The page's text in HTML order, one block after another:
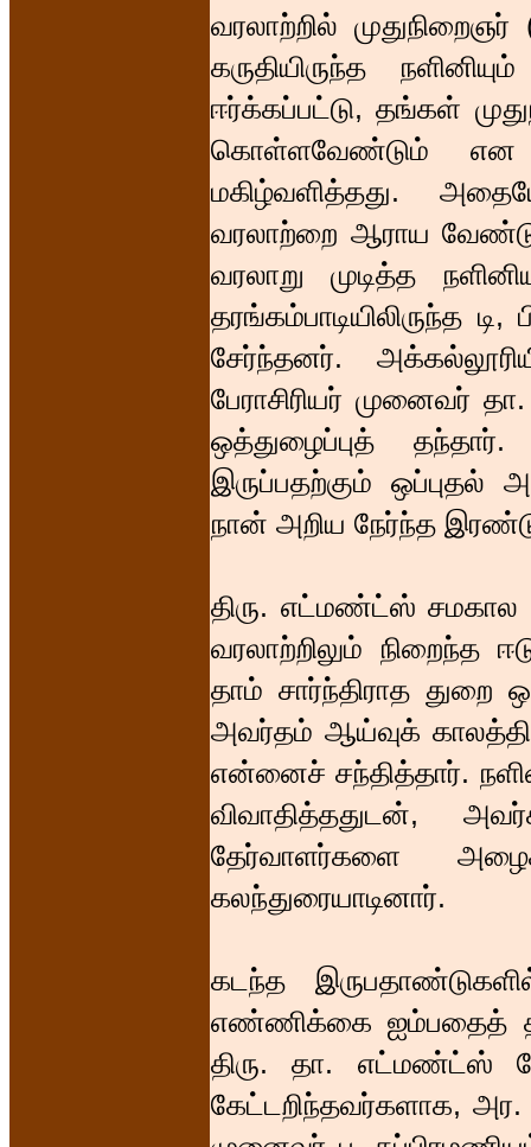
வரலாற்றில்
கருதியிருந்த
ஈர்க்கப்பட்டு, தங்கள்
கொள்ளவேண்டும் என
மகிழ்வளித்தது.
வரலாற்றை ஆராய
வரலாறு முடித்த
தரங்கம்பாடியிலிருந்த
சேர்ந்தனர்.
பேராசிரியர் முனைவர்
ஒத்துழைப்புத்
இருப்பதற்கும்
நான் அறிய நேர்ந்த
திரு. எட்மண்ட்ஸ் சமகால
வரலாற்றிலும் நிறைந்த
தாம் சார்ந்திராத
அவர்தம் ஆய்வுக்
என்னைச் சந்தித்தார்.
விவாதித்ததுடன்,
தேர்வாளர்களை
கலந்துரையாடினார்.
கடந்த
எண்ணிக்கை ஐம்பதைத்
திரு. தா. எட்மண்ட்ஸ்
கேட்டறிந்தவர்களாக, அர.